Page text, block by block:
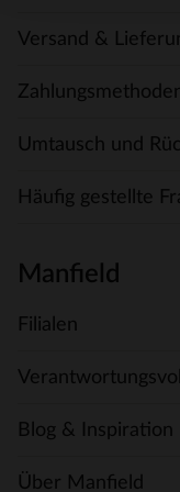
Versand &
Umtausch und
Häufig gestellte
Manfield
Filialen
Blog & Inspiration
Über Manfield